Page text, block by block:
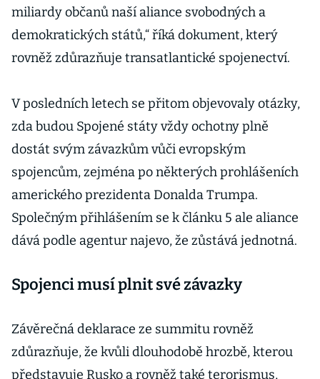
miliardy občanů naší aliance svobodných a
demokratických států,“ říká dokument, který
rovněž zdůrazňuje transatlantické spojenectví.
V posledních letech se přitom objevovaly otázky,
zda budou Spojené státy vždy ochotny plně
dostát svým závazkům vůči evropským
spojencům, zejména po některých prohlášeních
amerického prezidenta Donalda Trumpa.
Společným přihlášením se k článku 5 ale aliance
dává podle agentur najevo, že zůstává jednotná.
Spojenci musí plnit své závazky
Závěrečná deklarace ze summitu rovněž
zdůrazňuje, že kvůli dlouhodobě hrozbě, kterou
představuje Rusko a rovněž také terorismus,